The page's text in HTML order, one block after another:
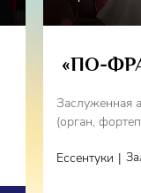
«ПО-
Заслуженная
(орган,
Ессентуки |